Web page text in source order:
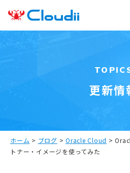
更新情
ホーム > ブログ > Oracle Cloud >
トナー・イメージを使ってみた